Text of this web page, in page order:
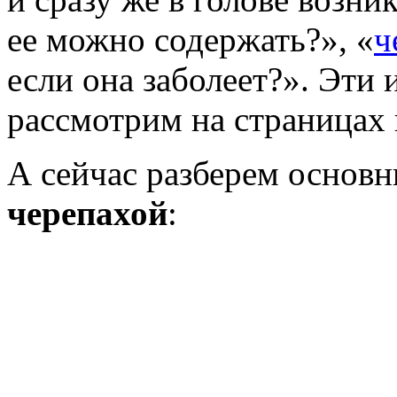
ее можно содержать?», «
если она заболеет?».
рассмотрим на страницах
А сейчас разберем
черепахой: